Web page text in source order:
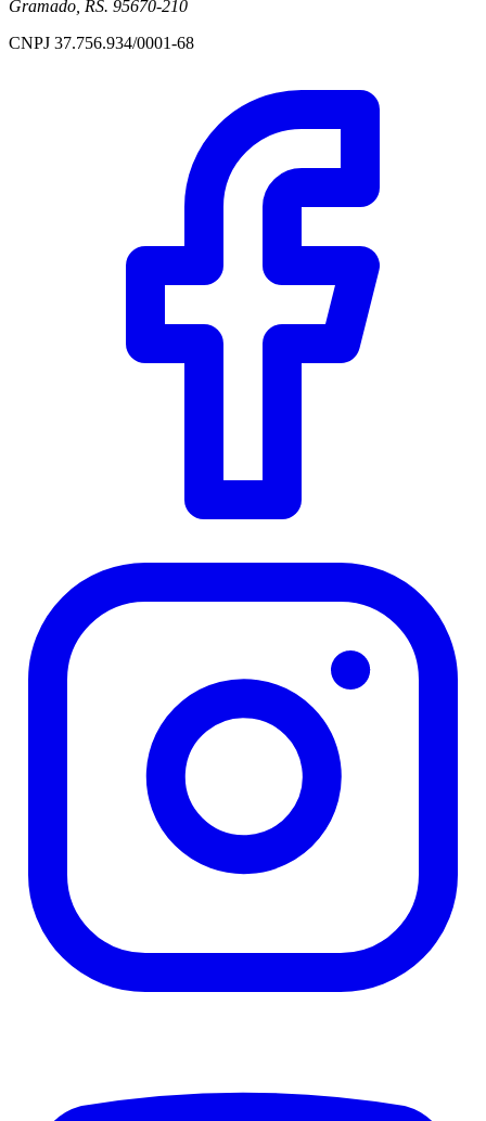
Gramado, RS. 95670-210
CNPJ 37.756.934/0001-68